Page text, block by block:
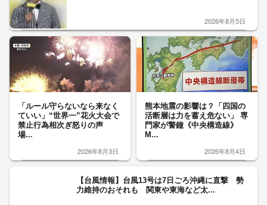
2026年8月5日
「ルール守らないなら来なく
ていい」“世界一”花火大会で
禁止行為相次ぎ怒りの声
場...
2026年8月3日
熊本地震の影響は？「四国の
活断層は力を蓄え危ない」 専
門家が警鐘《中央構造線》
M...
2026年8月4日
【台風情報】台風13号は7日ごろ沖縄に直撃 勢
力維持のおそれも 関東や東海など太...